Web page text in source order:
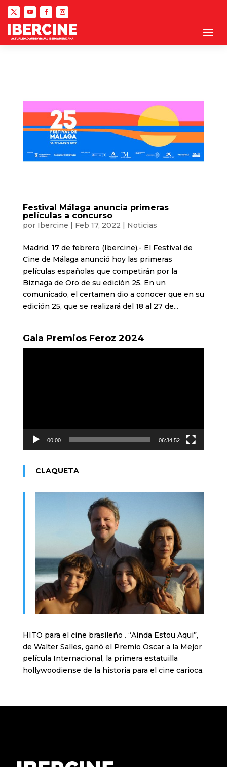
Festival Málaga anuncia primeras
películas a concurso
por Ibercine | Feb 17, 2022 | Noticias
Madrid, 17 de febrero (Ibercine).- El Festival de
Cine de Málaga anunció hoy las primeras
películas españolas que competirán por la
Biznaga de Oro de su edición 25. En un
comunicado, el certamen dio a conocer que en su
edición 25, que se realizará del 18 al 27 de...
Gala Premios Feroz 2024
00:00 06:34:52
CLAQUETA
HITO para el cine brasileño . “Ainda Estou Aqui”,
de Walter Salles, ganó el Premio Oscar a la Mejor
película Internacional, la primera estatuilla
hollywoodiense de la historia para el cine carioca.